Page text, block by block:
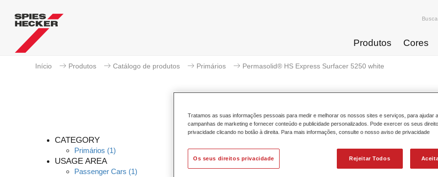
Produtos Cores
Início Produtos Catálogo de produtos Primários Permasolid® HS Express Surfacer 5250 white
CATEGORY
Primários (1)
USAGE AREA
Passenger Cars (1)
Permasolid® HS Express
Tratamos as suas informações pessoais para medir e melhorar os nossos sites e serviços, para ajudar
campanhas de marketing e fornecer conteúdo e publicidade personalizados. Pode exercer os seus
privacidade clicando no botão à direita. Para mais informações, consulte o nosso aviso de privacidade
Rejeitar Todos
Os seus direitos privacidade